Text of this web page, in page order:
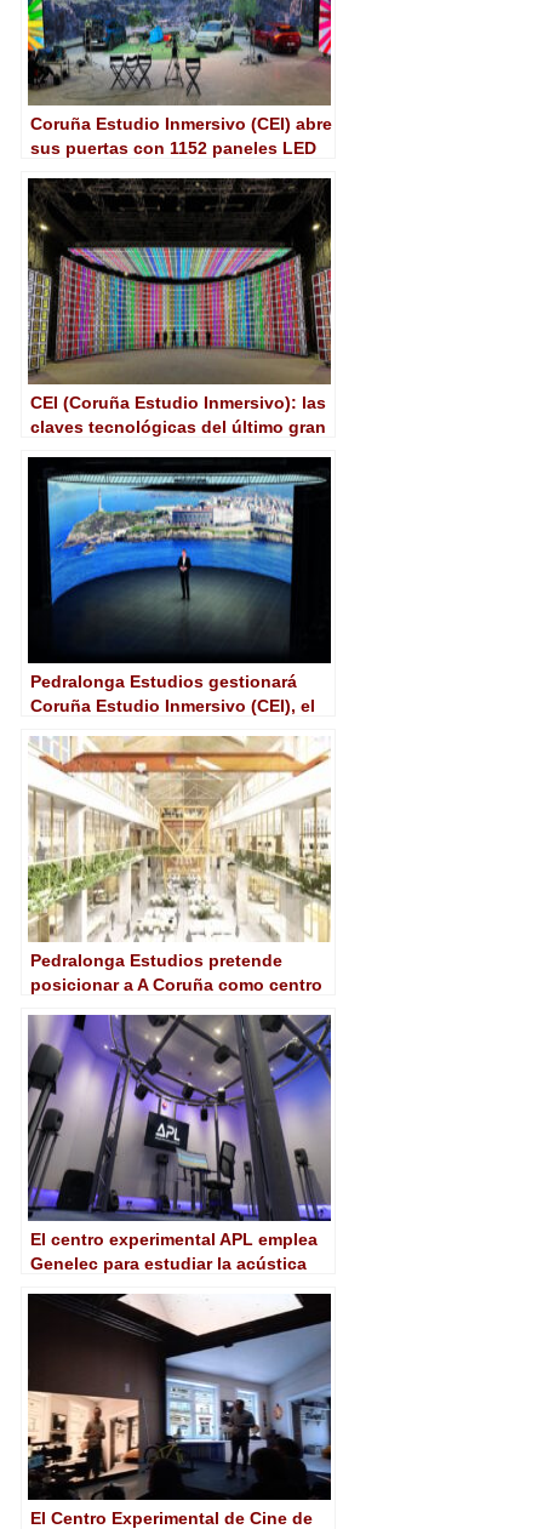
Coruña Estudio Inmersivo (CEI) abre
sus puertas con 1152 paneles LED
CEI (Coruña Estudio Inmersivo): las
claves tecnológicas del último gran
Pedralonga Estudios gestionará
Coruña Estudio Inmersivo (CEI), el
de España”
Pedralonga Estudios pretende
posicionar a A Coruña como centro
El centro experimental APL emplea
Genelec para estudiar la acústica
El Centro Experimental de Cine de